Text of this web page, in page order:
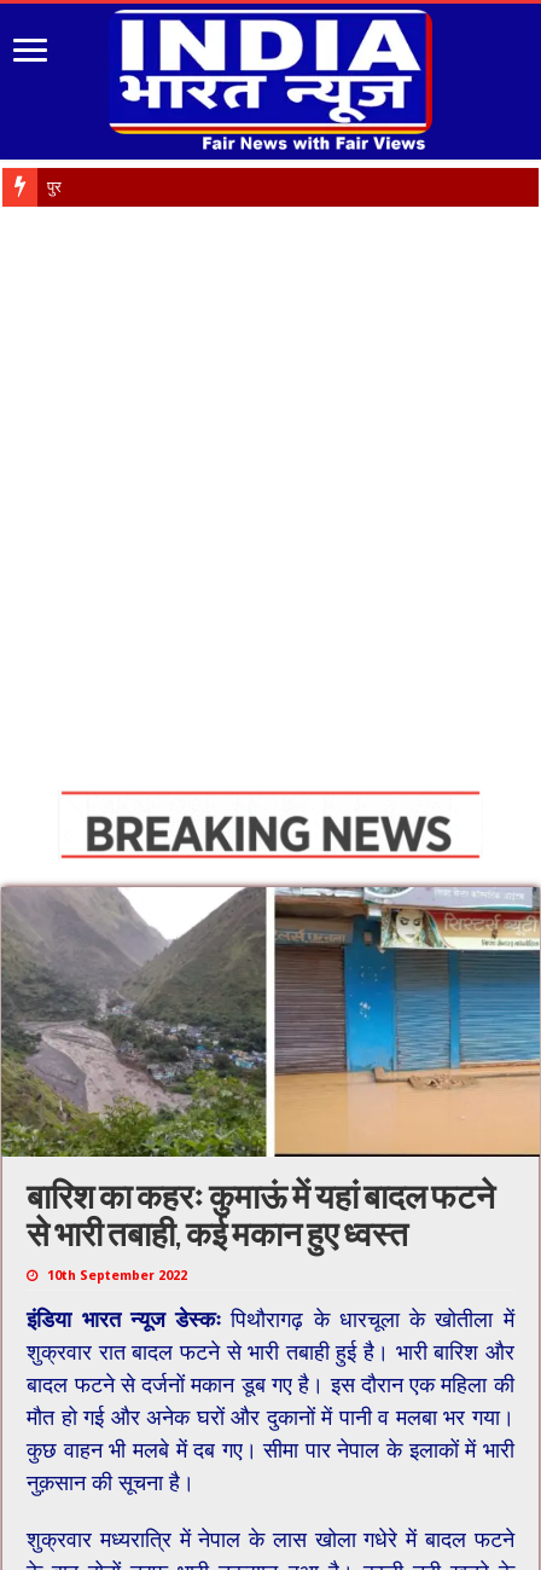
पुरानी पेंशन बहाली को लेक
बारिश का कहरः कुमाऊं में यहां बादल फटने
से भारी तबाही, कई मकान हुए ध्वस्त
10th September 2022
इंडिया भारत न्यूज डेस्कः पिथौरागढ़ के धारचूला के खोतीला में
शुक्रवार रात बादल फटने से भारी तबाही हुई है। भारी बारिश और
बादल फटने से दर्जनों मकान डूब गए है। इस दौरान एक महिला की
मौत हो गई और अनेक घरों और दुकानों में पानी व मलबा भर गया।
कुछ वाहन भी मलबे में दब गए। सीमा पार नेपाल के इलाकों में भारी
नुक़सान की सूचना है।
शुक्रवार मध्यरात्रि में नेपाल के लास खोला गधेरे में बादल फटने